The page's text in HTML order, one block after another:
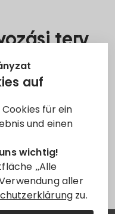
auf
für ein
und einen
wichtig!
„Alle
aller
zu.
terv,
u. 37.
verfügbar.